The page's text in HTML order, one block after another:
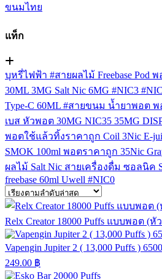
ขนมไทย
แท็ก
บุหรี่ไฟฟ้า #สายผลไม้ Freebase Pod พ
30ML 3MG Salt Nic 6MG #NIC3
Type-C 60ML #สายขนม น้ำยาพอต พ
เบส หัวพอต 30MG NIC35 35MG
พอตใช้แล้วทิ้งราคาถูก Coil 3Nic E-
SMOK 100ml พอตราคาถูก 35Nic
ผลไม้ Salt Nic สายเครื่องดื่ม ซอลนิค
freebase 60ml Uwell #NIC0
Relx Creator 18000 Puffs แบบพอต (หั
Vapengin Jupiter 2 ( 13,000 Puffs )
249.00 ฿